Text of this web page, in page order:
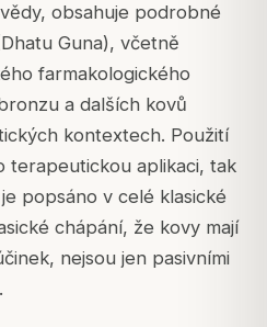
obsahuje podrobné
Guna), včetně
farmakologického
a dalších kovů
kontextech. Použití
terapeutickou aplikaci, tak
popsáno v celé klasické
chápání, že kovy mají
nejsou jen pasivními